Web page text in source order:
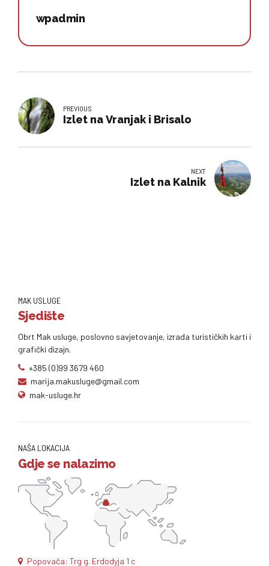
wpadmin
PREVIOUS
Izlet na Vranjak i Brisalo
NEXT
Izlet na Kalnik
MAK USLUGE
Sjedište
Obrt Mak usluge, poslovno savjetovanje, izrada turističkih karti i
grafički dizajn.
+385 (0)99 3679 460
marija.makusluge@gmail.com
mak-usluge.hr
NAŠA LOKACIJA
Gdje se nalazimo
Popovača: Trg g. Erdodyja 1 c